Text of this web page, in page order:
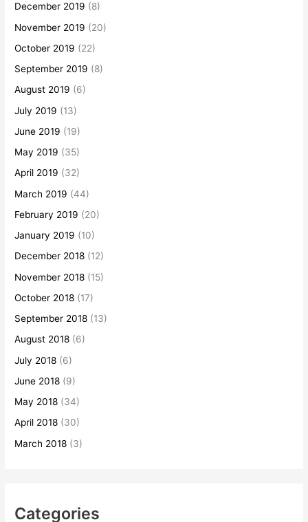
December 2019 (8)
November 2019 (20)
October 2019 (22)
September 2019 (8)
August 2019 (6)
July 2019 (13)
June 2019 (19)
May 2019 (35)
April 2019 (32)
March 2019 (44)
February 2019 (20)
January 2019 (10)
December 2018 (12)
November 2018 (15)
October 2018 (17)
September 2018 (13)
August 2018 (6)
July 2018 (6)
June 2018 (9)
May 2018 (34)
April 2018 (30)
March 2018 (3)
Categories